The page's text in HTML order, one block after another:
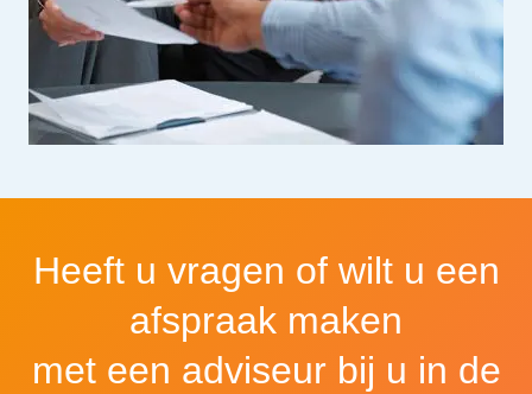
Heeft u vragen of wilt u een
afspraak maken
met een adviseur bij u in de